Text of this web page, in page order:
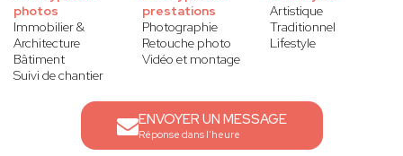
photos
Immobilier &
Architecture
Bâtiment
Suivi de chantier
prestations
Photographie
Retouche photo
Vidéo et montage
Artistique
Traditionnel
Lifestyle
ENVOYER UN MESSAGE
Réponse dans l'heure